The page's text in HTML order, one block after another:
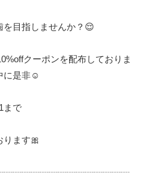
目指しませんか？😌
クーポンを配布しておりま
に是非☺️
まで
ります🎀